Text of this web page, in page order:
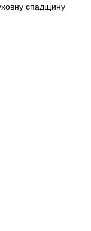
спадщину